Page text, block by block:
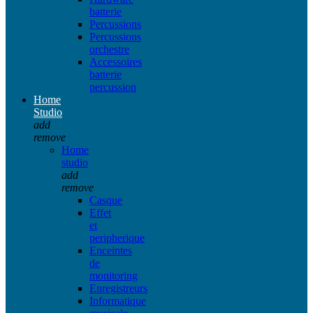
batterie
Percussions
Percussions
orchestre
Accessoires
batterie
percussion
Home
Studio
add
remove
Home
studio
add
remove
Casque
Effet
et
peripherique
Enceintes
de
monitoring
Enregistreurs
Informatique